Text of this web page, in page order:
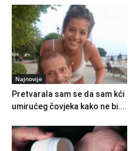
Najnovije
Pretvarala sam se da sam kći
umirućeg čovjeka kako ne bi...